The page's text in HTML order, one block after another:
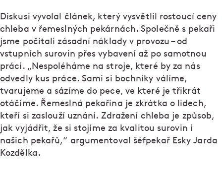
Diskusi vyvolal článek, který vysvětlil rostoucí ceny
chleba v řemeslných pekárnách. Společně s pekaři
jsme počítali zásadní náklady v provozu – od
vstupních surovin přes vybavení až po samotnou
práci. „Nespoléháme na stroje, které by za nás
odvedly kus práce. Sami si bochníky válíme,
tvarujeme a sázíme do pece, ve které je třikrát
otáčíme. Řemeslná pekařina je zkrátka o lidech,
kteří si zaslouží uznání. Zdražení chleba je způsob,
jak vyjádřit, že si stojíme za kvalitou surovin i
našich pekařů,“ argumentoval šéfpekař Esky Jarda
Kozdělka.